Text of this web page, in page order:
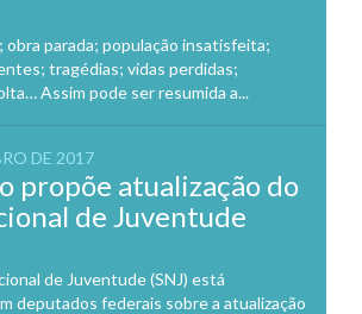
obra parada; população insatisfeita;
tragédias; vidas perdidas;
Assim pode ser resumida a...
DE 2017
propõe atualização do
de Juventude
de Juventude (SNJ) está
deputados federais sobre a atualização